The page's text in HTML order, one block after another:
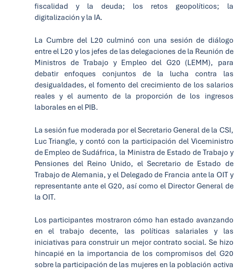
fiscalidad y la deuda; los retos geopolíticos; la
digitalización y la IA.
La Cumbre del L20 culminó con una sesión de diálogo
entre el L20 y los jefes de las delegaciones de la Reunión de
Ministros de Trabajo y Empleo del G20 (LEMM), para
debatir enfoques conjuntos de la lucha contra las
desigualdades, el fomento del crecimiento de los salarios
reales y el aumento de la proporción de los ingresos
laborales en el PIB.
La sesión fue moderada por el Secretario General de la CSI,
Luc Triangle, y contó con la participación del Viceministro
de Empleo de Sudáfrica, la Ministra de Estado de Trabajo y
Pensiones del Reino Unido, el Secretario de Estado de
Trabajo de Alemania, y el Delegado de Francia ante la OIT y
representante ante el G20, así como el Director General de
la OIT.
Los participantes mostraron cómo han estado avanzando
en el trabajo decente, las políticas salariales y las
iniciativas para construir un mejor contrato social. Se hizo
hincapié en la importancia de los compromisos del G20
sobre la participación de las mujeres en la población activa